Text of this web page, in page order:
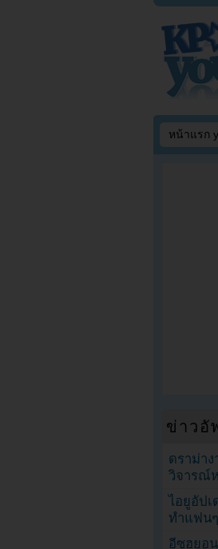
หน้าแรก
ข่าวอั
ดราม่า
วิจารณ์
ไอยูอัป
ทำแฟน
อีซูฮยอ